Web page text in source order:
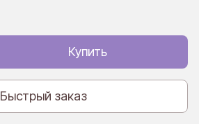
Купить
Быстрый заказ